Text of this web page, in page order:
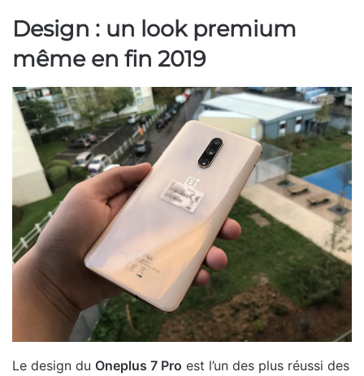
Design : un look premium
même en fin 2019
Le design du Oneplus 7 Pro est l’un des plus réussi des